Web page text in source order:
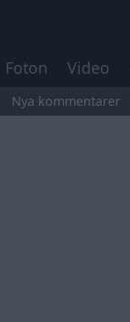
Foton Video
Nya kommentarer